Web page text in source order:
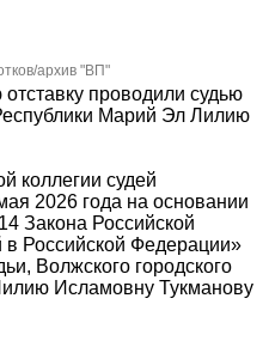
архив "ВП"
проводили судью
Марий Эл Лилию
коллегии судей
2026 года на основании
Закона Российской
в Российской Федерации»
Волжского городского
Исламовну Тукманову